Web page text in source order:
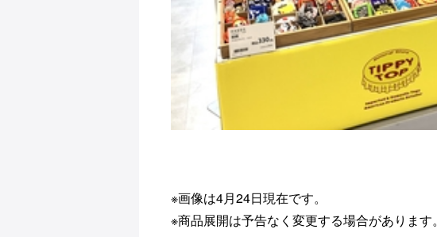
※画像は4月24日現在です。
※商品展開は予告なく変更する場合があります。